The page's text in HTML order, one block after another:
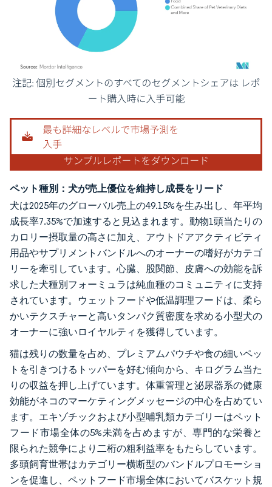
画像 © Mordor Intelligence。再利用にはCC BY 4.0の表示が必要です。
ペット種別：犬が売上優位を維持し成長をリード
犬は2025年のグローバル売上の49.15%を生み出し、年平均
成長率7.35%で加速すると見込まれます。動物1頭当たりの
カロリー摂取量の高さに加え、アウトドアアクティビティ
用品やサプリメントバンドルへのオーナーの嗜好がカテゴ
リーを牽引しています。心臓、股関節、皮膚への効能を訴
求した犬種別フォーミュラは純血種のコミュニティに支持
されています。ウェットフードや低温調理フードは、柔ら
かいテクスチャーと高いタンパク質密度を求める小型犬の
オーナーに強いロイヤルティを獲得しています。
猫は残りの数量を占め、プレミアムパウチや食の細いペッ
トを引きつけるトッパーを好む傾向から、キログラム当た
りの収益を押し上げています。体重管理と泌尿器系の健康
効能がネコのマーケティングメッセージの中心を占めてい
ます。エキゾチックおよび小型哺乳類カテゴリーはペット
フード市場全体の5%未満を占めますが、専門的な栄養と
限られた競争により二桁の粗利益率をもたらしています。
多頭飼育世帯はカテゴリー横断型のバンドルプロモーショ
ンを促進し、ペットフード市場全体においてバスケット規